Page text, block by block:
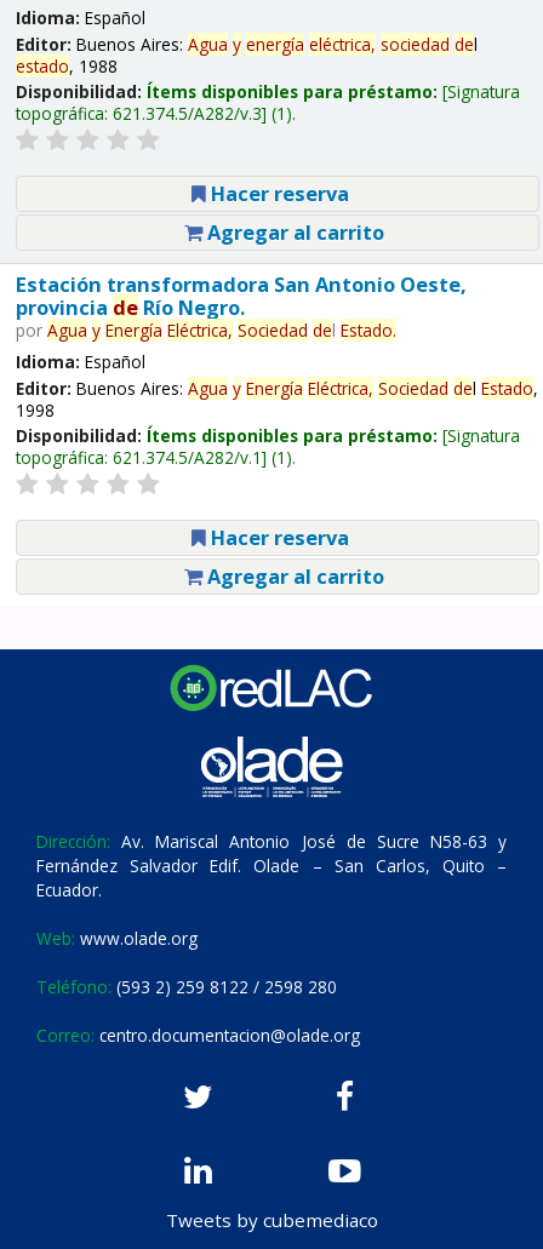
Idioma: Español
Editor: Buenos Aires: Agua y energía eléctrica, sociedad del
estado, 1988
Disponibilidad: Ítems disponibles para préstamo: Signatura
topográfica: 621.374.5/A282/v.3 (1).
Hacer reserva
Agregar al carrito
Estación transformadora San Antonio Oeste,
provincia deRío Negro.
por Agua y Energía Eléctrica, Sociedad del Estado.
Idioma: Español
Editor: Buenos Aires: Agua y Energía Eléctrica, Sociedad del Estado,
1998
Disponibilidad: Ítems disponibles para préstamo: Signatura
topográfica: 621.374.5/A282/v.1 (1).
Hacer reserva
Agregar al carrito
Dirección: Av. Mariscal Antonio José de Sucre N58-63 y
Fernández Salvador Edif. Olade – San Carlos, Quito –
Ecuador.
Web: www.olade.org
Teléfono: (593 2) 259 8122 / 2598 280
Correo: centro.documentacion@olade.org
Tweets by cubemediaco